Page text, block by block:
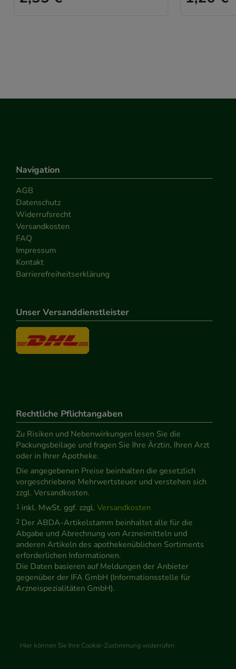
Navigation
AGB
Datenschutz
Widerrufsrecht
Versandkosten
FAQ
Impressum
Kontakt
Barrierefreiheitserklärung
Unser Versanddienstleister
Rechtliche Pflichtangaben
Zu Risiken und Nebenwirkungen lesen Sie die
Packungsbeilage und fragen Sie Ihre Ärztin, Ihren Arzt
oder in Ihrer Apotheke.
Die angegebenen Preise beinhalten die gesetzlich
vorgeschriebene Mehrwertsteuer und verstehen sich
zzgl. Versandkosten.
1 inkl. MwSt. ggf. zzgl. Versandkosten
2 Der ABDA-Artikelstamm beinhaltet alle für die
Abgabe und Abrechnung von Arzneimitteln und
anderen Artikeln des apothekenüblichen Sortiments
erforderlichen Informationen.
Die Daten basieren auf Meldungen der Anbieter
gegenüber der IFA GmbH (Informationsstelle für
Arzneispezialitäten GmbH).
Hier können Sie Ihre Cookie-Zustimmung widerrufen